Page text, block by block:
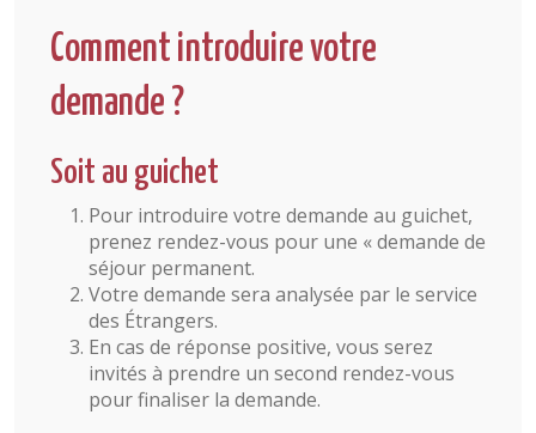
Comment introduire votre
demande ?
Soit au guichet
Pour introduire votre demande au guichet,
prenez rendez-vous pour une « demande de
séjour permanent.
Votre demande sera analysée par le service
des Étrangers.
En cas de réponse positive, vous serez
invités à prendre un second rendez-vous
pour finaliser la demande.